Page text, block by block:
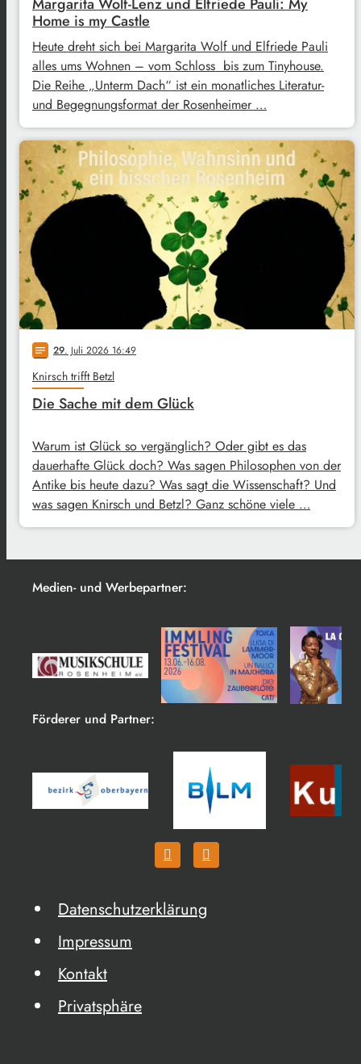
Margarita Wolf-Lenz und Elfriede Pauli: My
Home is my Castle
Heute dreht sich bei Margarita Wolf und Elfriede Pauli
alles ums Wohnen – vom Schloss bis zum Tinyhouse.
Die Reihe „Unterm Dach“ ist ein monatliches Literatur-
und Begegnungsformat der Rosenheimer …
notes 29. Juli 2026 16:49
Knirsch trifft Betzl
Die Sache mit dem Glück
Warum ist Glück so vergänglich? Oder gibt es das
dauerhafte Glück doch? Was sagen Philosophen von der
Antike bis heute dazu? Was sagt die Wissenschaft? Und
was sagen Knirsch und Betzl? Ganz schöne viele …
Medien- und Werbepartner:
Förderer und Partner:
Datenschutzerklärung
Impressum
Kontakt
Privatsphäre